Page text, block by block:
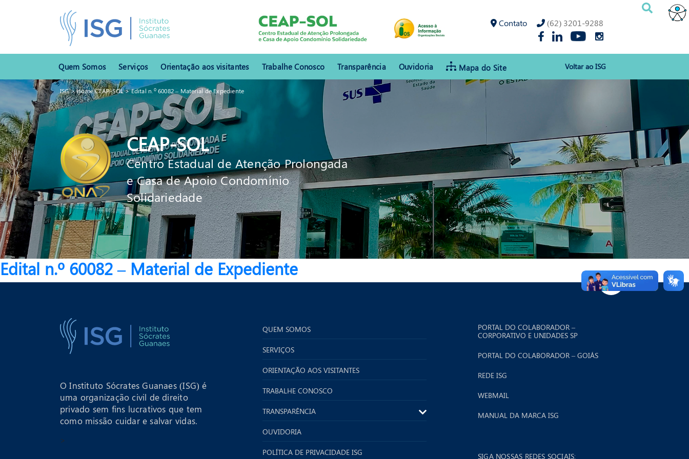
Contato (62) 3201-9288
Quem Somos Serviços Orientação aos visitantes Trabalhe Conosco Transparência Ouvidoria Mapa do Site Voltar ao ISG
ISG>Home CEAP-SOL>Edital n.º 60082 – Material de Expediente
CEAP-SOL
Centro Estadual de Atenção Prolongada
e Casa de Apoio Condomínio
Solidariedade
Edital n.º 60082 – Material de Expediente
O Instituto Sócrates Guanaes (ISG) é
uma organização civil de direito
privado sem fins lucrativos que tem
como missão cuidar e salvar vidas.
>
QUEM SOMOS
SERVIÇOS
ORIENTAÇÃO AOS VISITANTES
TRABALHE CONOSCO
TRANSPARÊNCIA
OUVIDORIA
POLÍTICA DE PRIVACIDADE ISG
PORTAL DO COLABORADOR –
CORPORATIVO E UNIDADES SP
PORTAL DO COLABORADOR – GOIÁS
REDE ISG
WEBMAIL
MANUAL DA MARCA ISG
SIGA NOSSAS REDES SOCIAIS: